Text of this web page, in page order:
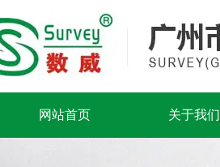
网站首页 关于我们